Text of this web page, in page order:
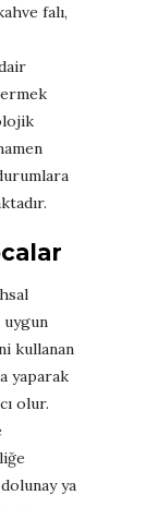
falı,
uygun
kullanan
yaparak
olur.
ya